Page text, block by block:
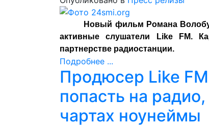
Новый фильм Романа
активные слушатели Like FM.
партнерстве радиостанции.
Подробнее ...
Продюсер Like
попасть на
чартах ноунеймы